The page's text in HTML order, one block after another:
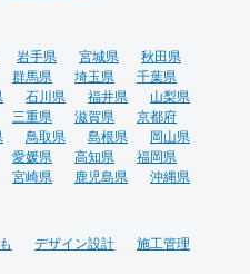
岩手県 宮城県
秋田県
群馬県 埼玉県
千葉県
石川県 福井県
山梨県
三重県 滋賀県
京都府
鳥取県 島根県
岡山県
愛媛県 高知県
福岡県
宮崎県 鹿児島県 沖縄県
デザイン設計 施工管理